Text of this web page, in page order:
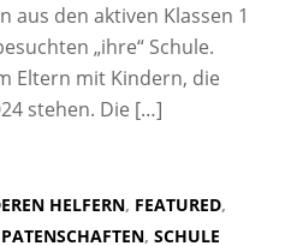
aus den aktiven Klassen 1
„ihre“ Schule.
Eltern mit Kindern, die
stehen. Die […]
HELFERN, FEATURED,
PATENSCHAFTEN, SCHULE